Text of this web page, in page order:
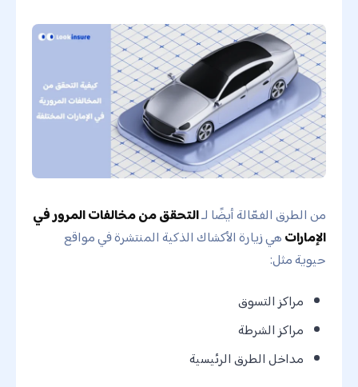
من الطرق الفعّالة أيضًا لـالتحقق من مخالفات المرور في
الإماراتهي زيارة الأكشاك الذكية المنتشرة في مواقع
حيوية مثل:
مراكز التسوق
مراكز الشرطة
مداخل الطرق الرئيسية